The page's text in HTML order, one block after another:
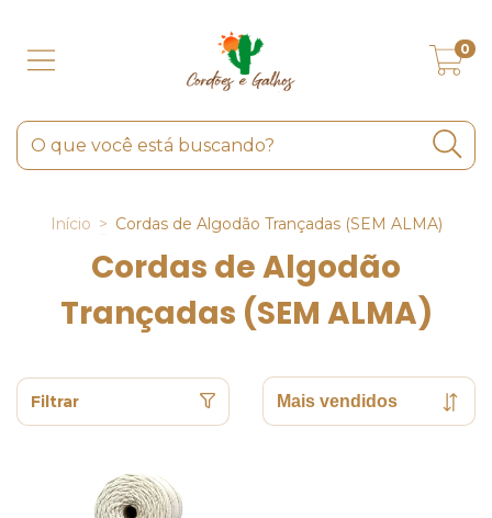
0
Início > Cordas de Algodão Trançadas (SEM ALMA)
Cordas de Algodão
Trançadas (SEM ALMA)
Filtrar